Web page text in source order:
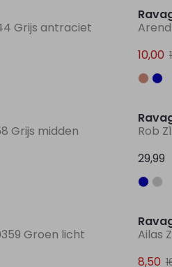
Grijs antraciet
Arend
10,00
Grijs midden
Rob
29,99
Groen licht
Ailas
8,50